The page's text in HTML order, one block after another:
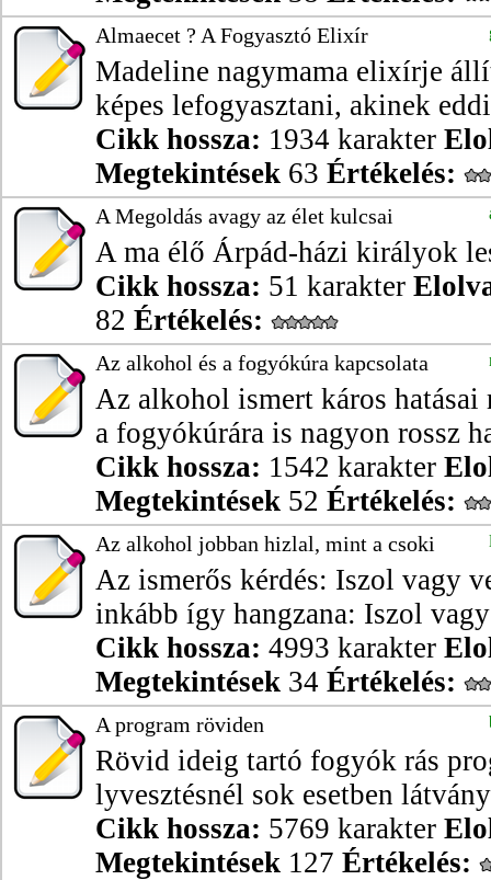
Almaecet ? A Fogyasztó Elixír
Madeline nagymama elixírje
képes lefogyasztani, akinek
Cikk hossza: 1934 karakter
Megtekintések 63 Értékelés:
A Megoldás avagy az élet kulcsai
A ma élő Árpád-házi királyok
Cikk hossza: 51 karakter
82 Értékelés:
Az alkohol és a fogyókúra kapcsolata
Az alkohol ismert káros
a fogyókúrára is nagyon rossz
Cikk hossza: 1542 karakter
Megtekintések 52 Értékelés:
Az alkohol jobban hizlal, mint a csoki
Az ismerős kérdés: Iszol vagy
inkább így hangzana: Iszol
Cikk hossza: 4993 karakter
Megtekintések 34 Értékelés:
A program röviden
Rövid ideig tartó fogyók rás
lyvesztésnél sok esetben
Cikk hossza: 5769 karakter
Megtekintések 127 Értékelés: